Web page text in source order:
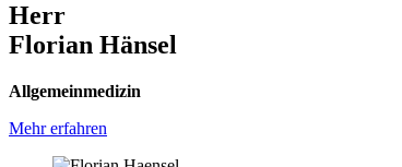
Herr
Florian Hänsel
Allgemeinmedizin
Mehr erfahren